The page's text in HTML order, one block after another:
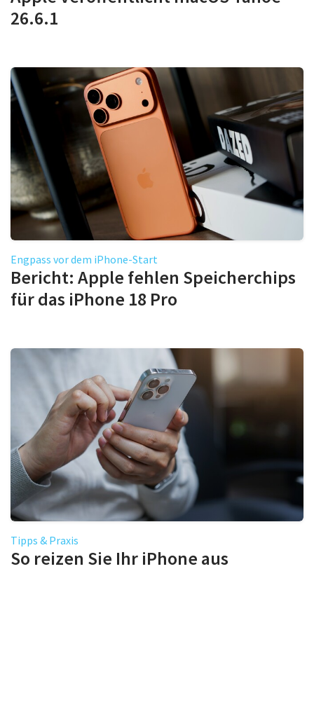
26.6.1
Engpass vor dem iPhone-Start
Bericht: Apple fehlen Speicherchips
für das iPhone 18 Pro
Tipps & Praxis
So reizen Sie Ihr iPhone aus